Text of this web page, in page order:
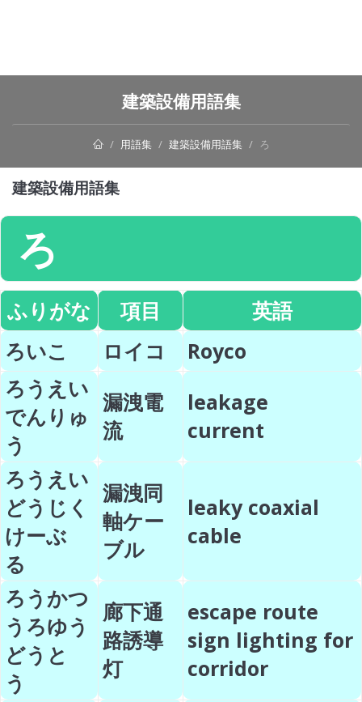
建築設備用語集
用語集 建築設備用語集 ろ
建築設備用語集
ろ
ふりがな 項目
英語
ろいこ
ロイコ
Royco
ろうえい
でんりゅ
う
漏洩電
流
leakage
current
ろうえい
どうじく
けーぶ
る
漏洩同
軸ケー
ブル
leaky coaxial
cable
ろうかつ
うろゆう
どうと
う
廊下通
路誘導
灯
escape route
sign lighting for
corridor